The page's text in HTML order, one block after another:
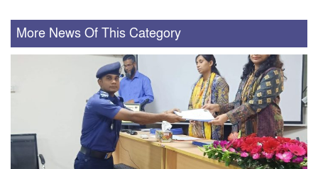
More News Of This Category